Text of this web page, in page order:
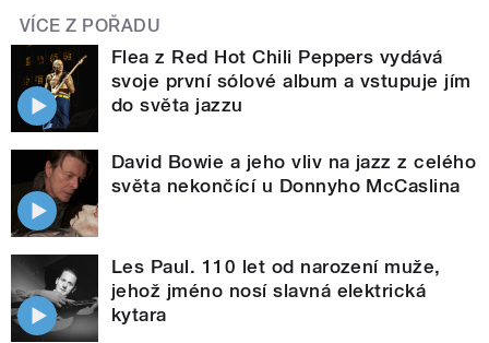
VÍCE Z POŘADU
Flea z Red Hot Chili Peppers vydává
svoje první sólové album a vstupuje jím
do světa jazzu
David Bowie a jeho vliv na jazz z celého
světa nekončící u Donnyho McCaslina
Les Paul. 110 let od narození muže,
jehož jméno nosí slavná elektrická
kytara